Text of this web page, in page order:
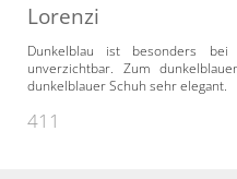
Lorenzi
Dunkelblau ist besonders bei
unverzichtbar. Zum
dunkelblauer Schuh sehr elegant.
411